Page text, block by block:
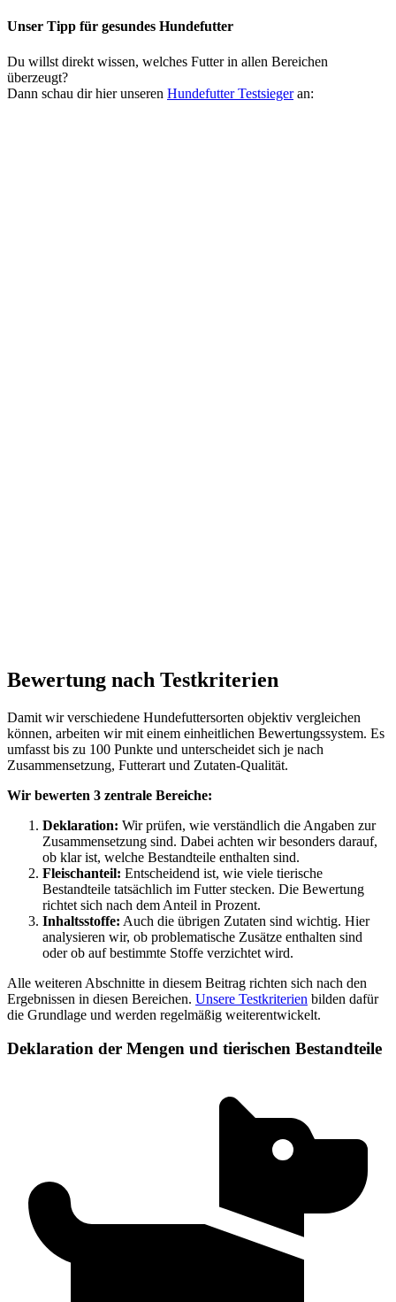
Unser Tipp für gesundes Hundefutter
Du willst direkt wissen, welches Futter in allen Bereichen
überzeugt?
Dann schau dir hier unseren Hundefutter Testsiegeran:
Bewertung nach Testkriterien
Damit wir verschiedene Hundefuttersorten objektiv vergleichen
können, arbeiten wir mit einem einheitlichen Bewertungssystem. Es
umfasst bis zu 100 Punkte und unterscheidet sich je nach
Zusammensetzung, Futterart und Zutaten-Qualität.
Wir bewerten 3 zentrale Bereiche:
Deklaration: Wir prüfen, wie verständlich die Angaben zur
Zusammensetzung sind. Dabei achten wir besonders darauf,
ob klar ist, welche Bestandteile enthalten sind.
Fleischanteil: Entscheidend ist, wie viele tierische
Bestandteile tatsächlich im Futter stecken. Die Bewertung
richtet sich nach dem Anteil in Prozent.
Inhaltsstoffe: Auch die übrigen Zutaten sind wichtig. Hier
analysieren wir, ob problematische Zusätze enthalten sind
oder ob auf bestimmte Stoffe verzichtet wird.
Alle weiteren Abschnitte in diesem Beitrag richten sich nach den
Ergebnissen in diesen Bereichen. Unsere Testkriterien bilden dafür
die Grundlage und werden regelmäßig weiterentwickelt.
Deklaration der Mengen und tierischen Bestandteile